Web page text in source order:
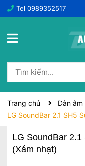
Tel 0989352517
Trang chủ
Dàn
LG SoundBar 2.1 SH5
LG SoundBar 2.1
(Xám nhạt)